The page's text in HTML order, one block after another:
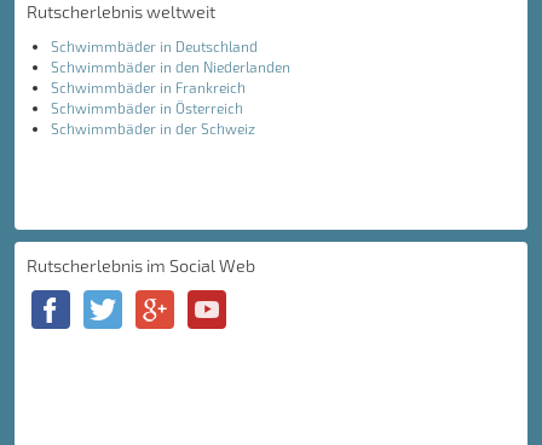
Rutscherlebnis weltweit
Schwimmbäder in Deutschland
Schwimmbäder in den Niederlanden
Schwimmbäder in Frankreich
Schwimmbäder in Österreich
Schwimmbäder in der Schweiz
Rutscherlebnis im Social Web